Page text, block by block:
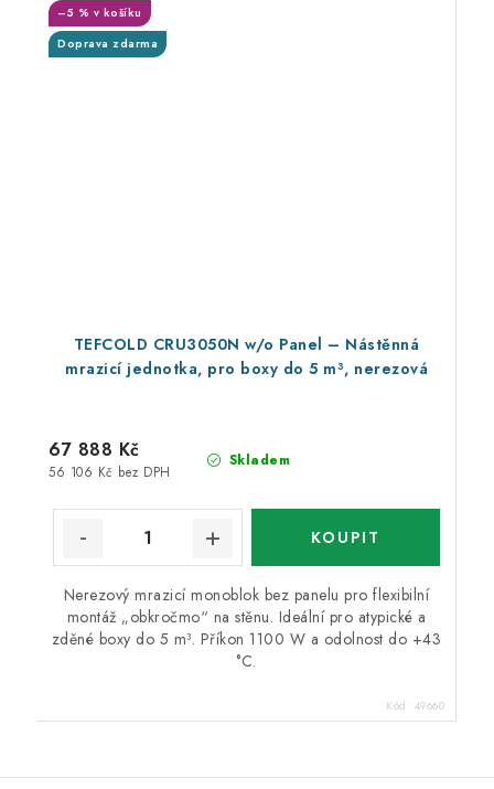
TEFCOLD CRU3050N w/o Panel – Nástěnná
mrazicí jednotka, pro boxy do 5 m³, nerezová
Doprava zdarma
–5 % v košíku
Skladem
56 106 Kč bez DPH
67 888 Kč
Nerezový mrazicí monoblok bez panelu pro flexibilní
montáž „obkročmo“ na stěnu. Ideální pro atypické a
zděné boxy do 5 m³. Příkon 1100 W a odolnost do +43
°C.
Kód: 49660